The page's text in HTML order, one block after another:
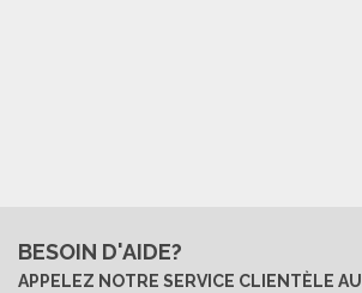
BESOIN D'AIDE?
APPELEZ NOTRE SERVICE CLIENTÈLE AU